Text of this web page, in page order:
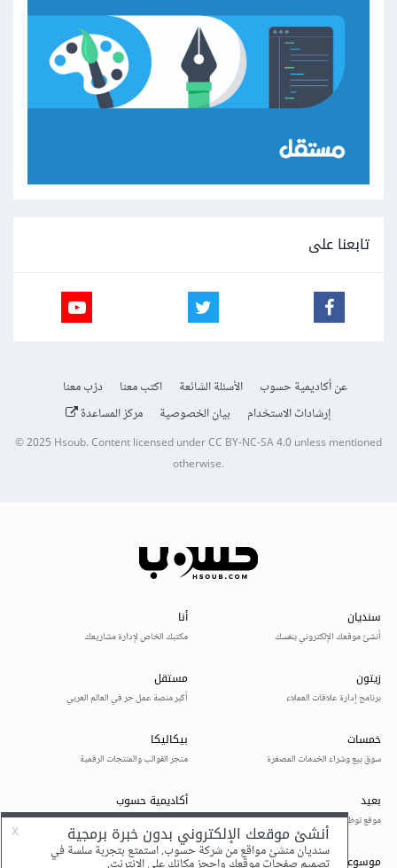
تابعنا على
عن أكاديمية حسوب الأسئلة الشائعة اكتب معنا
درّب معنا
إرشادات الاستخدام
بيان الخصوصية مركز المساعدة
© 2025Hsoub.Content licensed underCC BY-NC-SA 4.0unless mentioned
otherwise.